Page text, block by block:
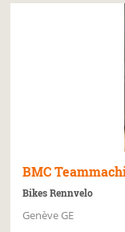
BMC
Bikes Rennvelo
Genève GE